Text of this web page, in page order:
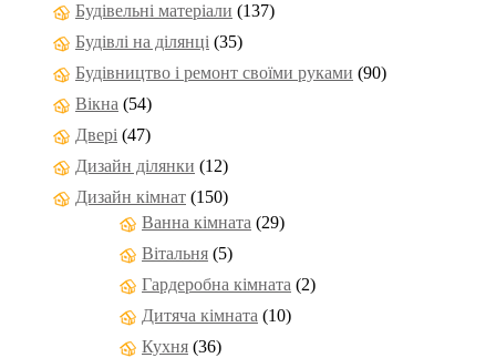
Будівельні матеріали (137)
Будівлі на ділянці (35)
Будівництво і ремонт своїми руками (90)
Вікна (54)
Двері (47)
Дизайн ділянки (12)
Дизайн кімнат (150)
Ванна кімната (29)
Вітальня (5)
Гардеробна кімната (2)
Дитяча кімната (10)
Кухня (36)